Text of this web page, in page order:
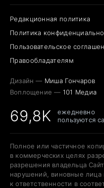
Редакционная политика
Политика
Пользовательское
Правообладателям
Дизайн — Миша Гончаров
Воплощение — 101 Медиа
69,8K
ежедневно
пользуются
Полное или частичное
в коммерческих целях
разрешения владельца
нарушений, виновные лица
к ответственности в